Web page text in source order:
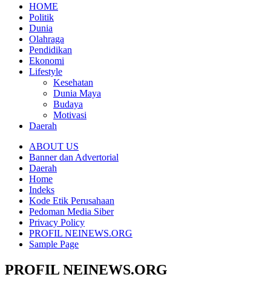
HOME
Politik
Dunia
Olahraga
Pendidikan
Ekonomi
Lifestyle
Kesehatan
Dunia Maya
Budaya
Motivasi
Daerah
ABOUT US
Banner dan Advertorial
Daerah
Home
Indeks
Kode Etik Perusahaan
Pedoman Media Siber
Privacy Policy
PROFIL NEINEWS.ORG
Sample Page
PROFIL NEINEWS.ORG